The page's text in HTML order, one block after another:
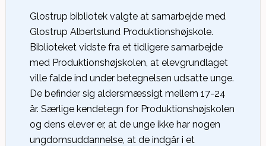
Glostrup bibliotek valgte at samarbejde med
Glostrup Albertslund Produktionshøjskole.
Biblioteket vidste fra et tidligere samarbejde
med Produktionshøjskolen, at elevgrundlaget
ville falde ind under betegnelsen udsatte unge.
De befinder sig aldersmæssigt mellem 17-24
år. Særlige kendetegn for Produktionshøjskolen
og dens elever er, at de unge ikke har nogen
ungdomsuddannelse, at de indgår i et